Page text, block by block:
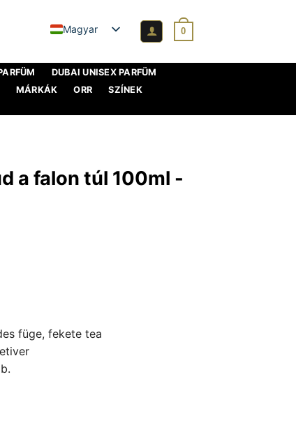
Magyar 0
DUBAI UNISEX PARFÜM
MÁRKÁK ORR
SZÍNEK
a falon túl 100ml -
füge, fekete tea